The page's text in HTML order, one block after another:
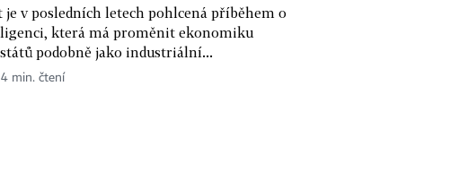
je v posledních letech pohlcená příběhem o
která má proměnit ekonomiku
podobně jako industriální...
4 min. čtení